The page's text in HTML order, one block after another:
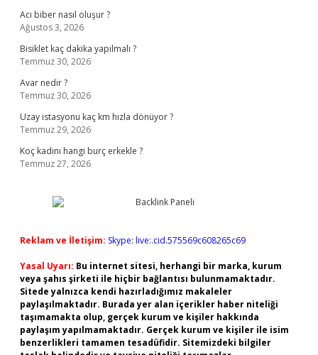
Acı biber nasıl oluşur ?
Ağustos 3, 2026
Bisiklet kaç dakika yapılmalı ?
Temmuz 30, 2026
Avar nedir ?
Temmuz 30, 2026
Uzay istasyonu kaç km hızla dönüyor ?
Temmuz 29, 2026
Koç kadını hangi burç erkekle ?
Temmuz 27, 2026
Reklam ve İletişim: Skype: live:.cid.575569c608265c69
Yasal Uyarı: Bu internet sitesi, herhangi bir marka, kurum
veya şahıs şirketi ile hiçbir bağlantısı bulunmamaktadır.
Sitede yalnızca kendi hazırladığımız makaleler
paylaşılmaktadır. Burada yer alan içerikler haber niteliği
taşımamakta olup, gerçek kurum ve kişiler hakkında
paylaşım yapılmamaktadır. Gerçek kurum ve kişiler ile isim
benzerlikleri tamamen tesadüfidir. Sitemizdeki bilgiler